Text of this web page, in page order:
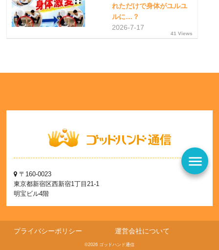
れただけで身体がユルユ
ルに…？
2026-7-17
41 Views
menu
〒160-0023
東京都新宿区西新宿1丁目21-1
明宝ビル4階
プライバシーポリシー 運営会社について
©2026 ゴッドハンド通信